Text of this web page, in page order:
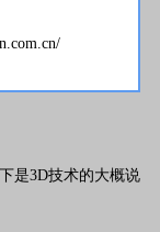
是3D技术的大概说